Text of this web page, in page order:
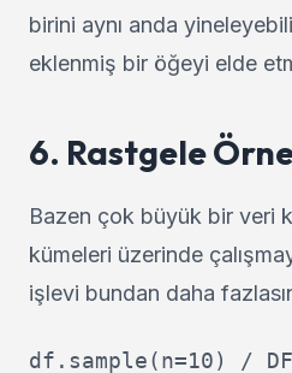
birini aynı anda
eklenmiş bir öğeyi elde
6. Rastgele
Bazen çok büyük bir veri
kümeleri üzerinde
işlevi bundan daha